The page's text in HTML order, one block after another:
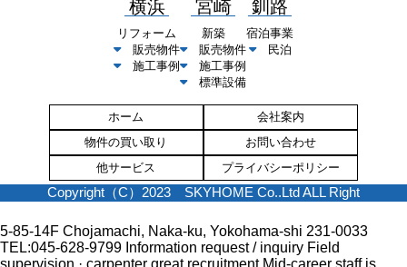
横浜
リフォーム
販売物件
施工事例
宮崎
新築
販売物件
施工事例
標準設備
釧路
宿泊事業
民泊
ホーム
会社案内
物件の買い取り
お問い合わせ
他サービス
プライバシーポリシー
Copyright（C）2023 SKYHOME Co..Ltd ALL Right
5-85-14F Chojamachi, Naka-ku, Yokohama-shi 231-0033
TEL:045-628-9799 Information request / inquiry Field